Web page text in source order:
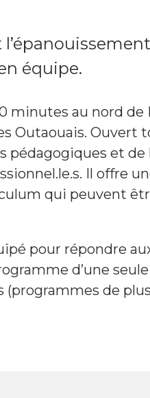
équipe.
minutes au nord
Ouvert
pédagogiques et
Il offre
qui peuvent
pour répondre
d’une
de